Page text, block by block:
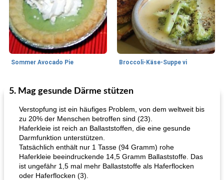
Sommer Avocado Pie Broccoli-Käse-Suppe vi
35min
Kurs Mittagessen / Snacks
5. Mag gesunde Därme stützen
Verstopfung ist ein häufiges Problem, von dem weltweit bis
zu 20% der Menschen betroffen sind (23).
Haferkleie ist reich an Ballaststoffen, die eine gesunde
Darmfunktion unterstützen.
Tatsächlich enthält nur 1 Tasse (94 Gramm) rohe
Haferkleie beeindruckende 14,5 Gramm Ballaststoffe. Das
ist ungefähr 1,5 mal mehr Ballaststoffe als Haferflocken
oder Haferflocken (3).